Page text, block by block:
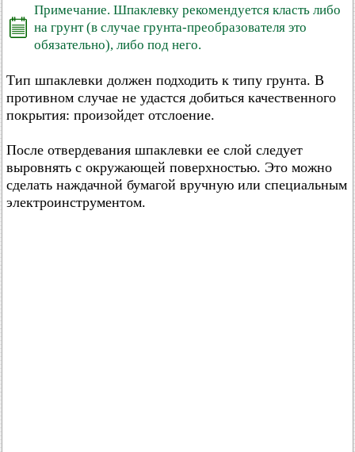
Примечание. Шпаклевку рекомендуется класть либо
на грунт (в случае грунта-преобразователя это
обязательно), либо под него.
Тип шпаклевки должен подходить к типу грунта. В
противном случае не удастся добиться качественного
покрытия: произойдет отслоение.
После отвердевания шпаклевки ее слой следует
выровнять с окружающей поверхностью. Это можно
сделать наждачной бумагой вручную или специальным
электроинструментом.